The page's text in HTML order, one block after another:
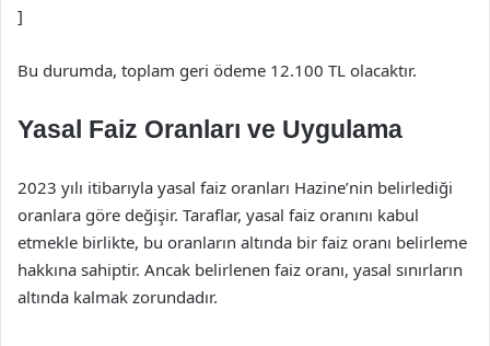
]
Bu durumda, toplam geri ödeme 12.100 TL olacaktır.
Yasal Faiz Oranları ve Uygulama
2023 yılı itibarıyla yasal faiz oranları Hazine’nin belirlediği
oranlara göre değişir. Taraflar, yasal faiz oranını kabul
etmekle birlikte, bu oranların altında bir faiz oranı belirleme
hakkına sahiptir. Ancak belirlenen faiz oranı, yasal sınırların
altında kalmak zorundadır.